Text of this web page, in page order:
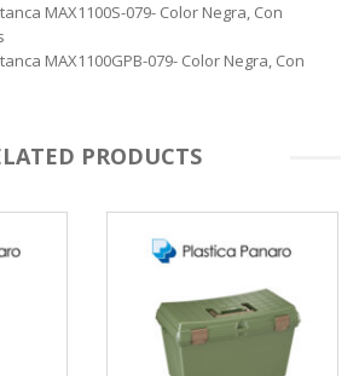
MAX1100S-079- Color Negra, Con
MAX1100GPB-079- Color Negra, Con
PRODUCTS